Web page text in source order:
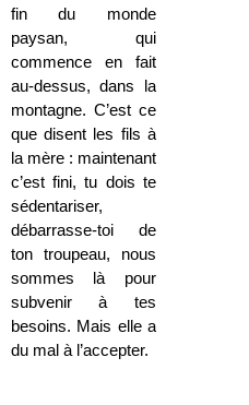
fin du monde
paysan, qui
commence en fait
au-dessus, dans la
montagne. C’est ce
que disent les fils à
la mère : maintenant
c’est fini, tu dois te
sédentariser,
débarrasse-toi de
ton troupeau, nous
sommes là pour
subvenir à tes
besoins. Mais elle a
du mal à l’accepter.